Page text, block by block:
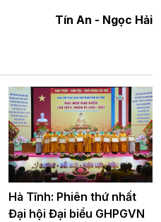
Tín An - Ngọc Hải
Hà Tĩnh: Phiên thứ nhất
Đại hội Đại biểu GHPGVN